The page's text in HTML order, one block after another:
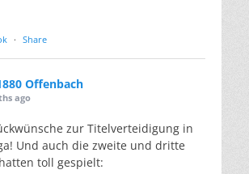
· Share
Offenbach
ago
zur Titelverteidigung in
Und auch die zweite und dritte
toll gespielt: